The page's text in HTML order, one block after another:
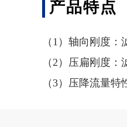
产品特点
（1）轴向刚度
（2）压扁刚度
（3）压降流量